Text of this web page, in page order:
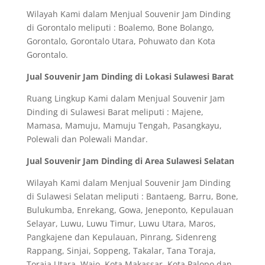
Wilayah Kami dalam Menjual Souvenir Jam Dinding
di Gorontalo meliputi : Boalemo, Bone Bolango,
Gorontalo, Gorontalo Utara, Pohuwato dan Kota
Gorontalo.
Jual Souvenir Jam Dinding di Lokasi Sulawesi Barat
Ruang Lingkup Kami dalam Menjual Souvenir Jam
Dinding di Sulawesi Barat meliputi : Majene,
Mamasa, Mamuju, Mamuju Tengah, Pasangkayu,
Polewali dan Polewali Mandar.
Jual Souvenir Jam Dinding di Area Sulawesi Selatan
Wilayah Kami dalam Menjual Souvenir Jam Dinding
di Sulawesi Selatan meliputi : Bantaeng, Barru, Bone,
Bulukumba, Enrekang, Gowa, Jeneponto, Kepulauan
Selayar, Luwu, Luwu Timur, Luwu Utara, Maros,
Pangkajene dan Kepulauan, Pinrang, Sidenreng
Rappang, Sinjai, Soppeng, Takalar, Tana Toraja,